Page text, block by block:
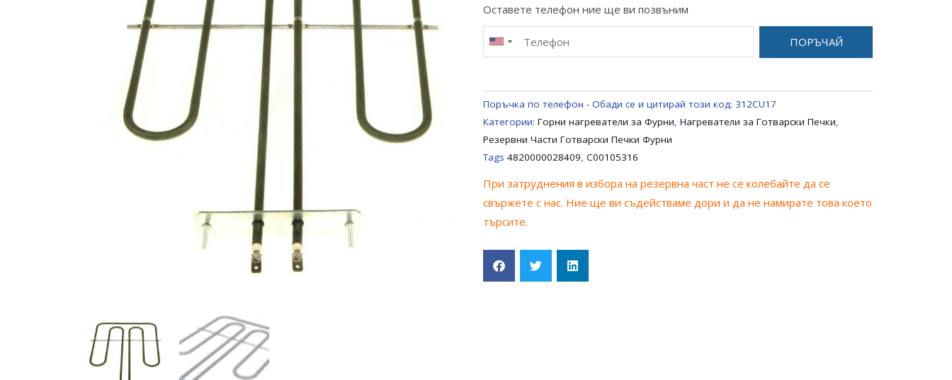
ПЕЧКА
/
С
INDESIT
ARISTON
,
4820000028409
Оставете телефон ние ще ви позвъним
ПОРЪЧАЙ
Поръчка по телефон - Обади се и цитирай този код: 312CU17
Категории: Горни нагреватели за Фурни, Нагреватели за Готварски Печки,
Резервни Части Готварски Печки Фурни
Tags 4820000028409, C00105316
При затруднения в избора на резервна част не се колебайте да се
свържете с нас. Ние ще ви съдействаме дори и да не намирате това което
търсите.